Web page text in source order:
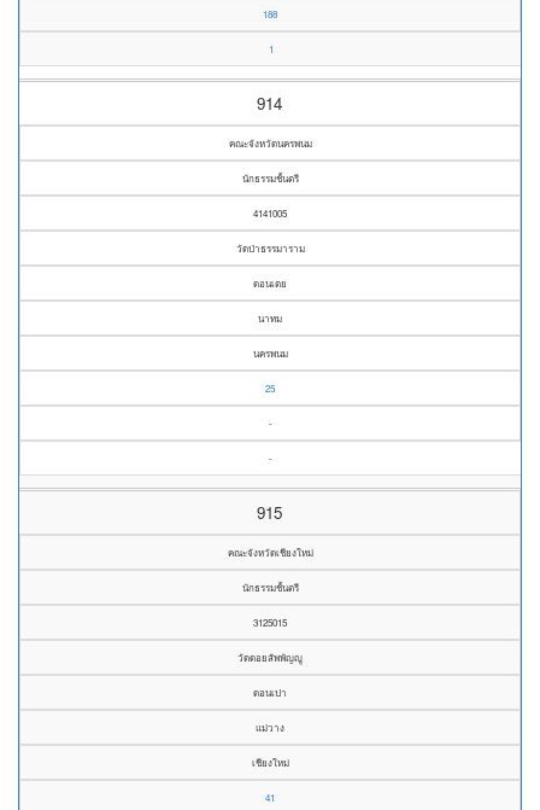
188
1
914
คณะจังหวัดนครพนม
นักธรรมชั้นตรี
4141005
วัดป่าธรรมาราม
ดอนเตย
นาทม
นครพนม
25
-
-
915
คณะจังหวัดเชียงใหม่
นักธรรมชั้นตรี
3125015
วัดดอยสัพพัญญู
ดอนเปา
แม่วาง
เชียงใหม่
41